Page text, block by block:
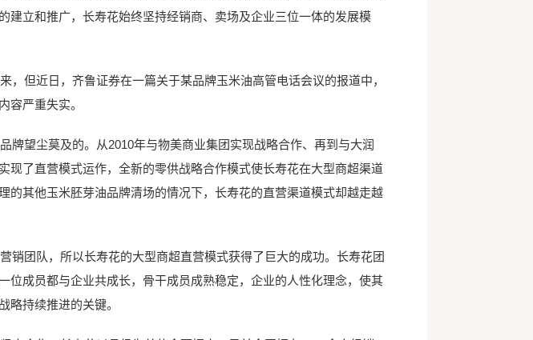
立和推广，长寿花始终坚持经销商、卖场及企业三位一体的发展模
但近日，齐鲁证券在一篇关于某品牌玉米油高管电话会议的报道中，
容严重失实。
望尘莫及的。从2010年与物美商业集团实现战略合作、再到与大润
了直营模式运作，全新的零供战略合作模式使长寿花在大型商超渠道
其他玉米胚芽油品牌清场的情况下，长寿花的直营渠道模式却越走越
团队，所以长寿花的大型商超直营模式获得了巨大的成功。长寿花团
成员都与企业共成长，骨干成员成熟稳定，企业的人性化理念，使其
略持续推进的关键。